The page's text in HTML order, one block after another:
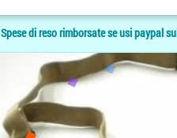
Spese di reso rimborsate se usi paypal